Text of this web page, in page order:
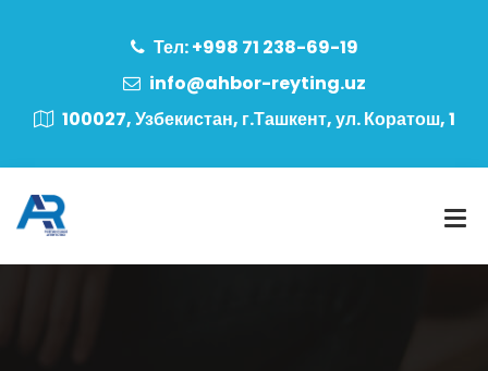
Тел: +998 71 238-69-19
info@ahbor-reyting.uz
100027, Узбекистан, г.Ташкент, ул. Коратош, 1